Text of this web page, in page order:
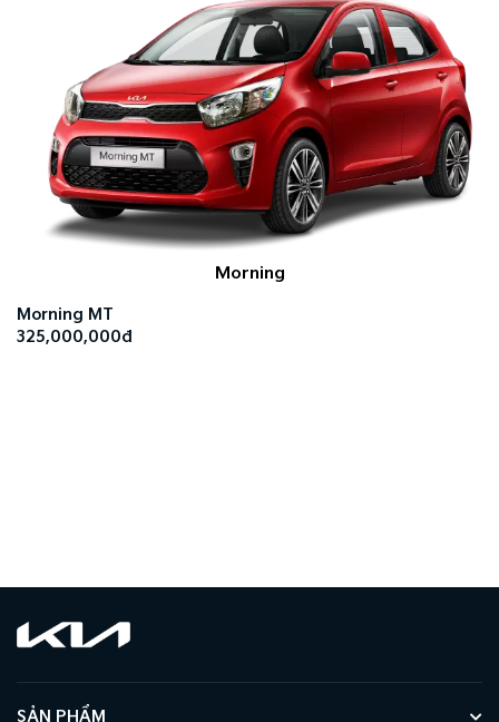
Morning
Morning MT
325,000,000đ
SẢN PHẨM